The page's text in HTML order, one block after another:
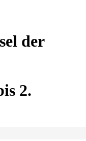
der
2.